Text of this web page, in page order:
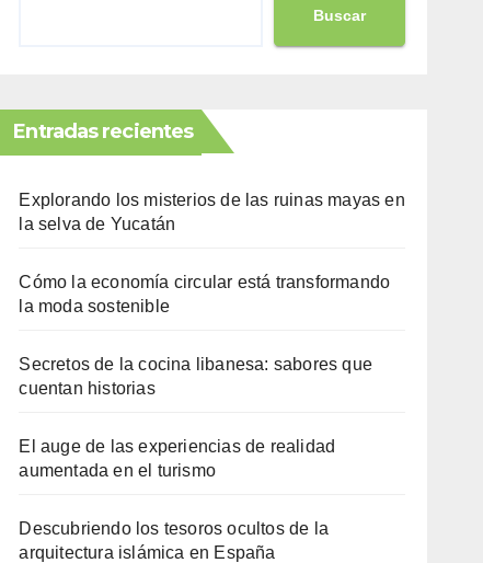
Buscar
Entradas recientes
Explorando los misterios de las ruinas mayas en
la selva de Yucatán
Cómo la economía circular está transformando
la moda sostenible
Secretos de la cocina libanesa: sabores que
cuentan historias
El auge de las experiencias de realidad
aumentada en el turismo
Descubriendo los tesoros ocultos de la
arquitectura islámica en España